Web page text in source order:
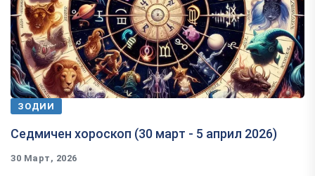
ЗОДИИ
Седмичен хороскоп (30 март - 5 април 2026)
30 Март, 2026